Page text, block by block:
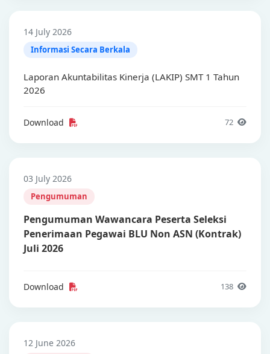
14 July 2026
Informasi Secara Berkala
Laporan Akuntabilitas Kinerja (LAKIP) SMT 1 Tahun
2026
Download 72
03 July 2026
Pengumuman
Pengumuman Wawancara Peserta Seleksi
Penerimaan Pegawai BLU Non ASN (Kontrak)
Juli 2026
Download 138
12 June 2026